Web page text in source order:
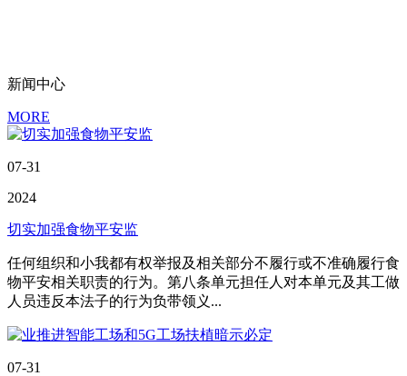
新闻中心
MORE
07-31
2024
切实加强食物平安监
任何组织和小我都有权举报及相关部分不履行或不准确履行食
物平安相关职责的行为。第八条单元担任人对本单元及其工做
人员违反本法子的行为负带领义...
07-31